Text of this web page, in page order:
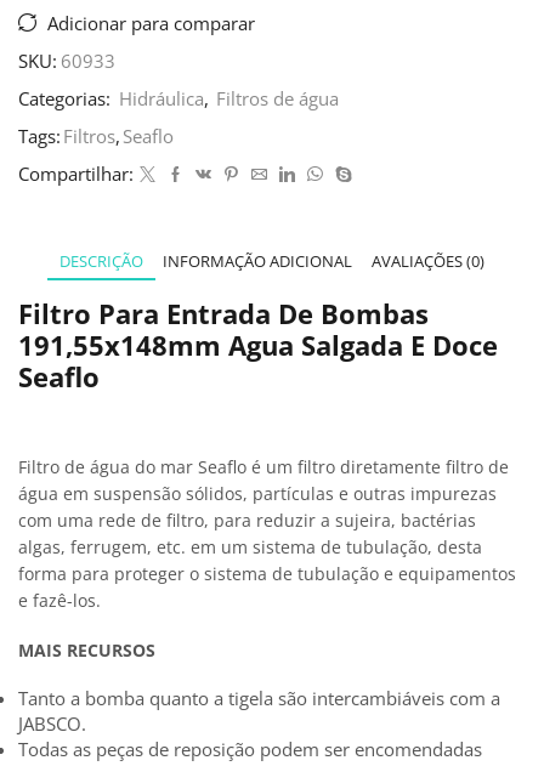
Adicionar para comparar
SKU: 60933
Categorias: Hidráulica, Filtros de água
Tags: Filtros, Seaflo
Compartilhar:
DESCRIÇÃO INFORMAÇÃO ADICIONAL AVALIAÇÕES (0)
Filtro Para Entrada De Bombas
191,55x148mm Agua Salgada E Doce
Seaflo
Filtro de água do mar Seaflo é um filtro diretamente filtro de
água em suspensão sólidos, partículas e outras impurezas
com uma rede de filtro, para reduzir a sujeira, bactérias
algas, ferrugem, etc. em um sistema de tubulação, desta
forma para proteger o sistema de tubulação e equipamentos
e fazê-los.
MAIS RECURSOS
Tanto a bomba quanto a tigela são intercambiáveis ​​com a
JABSCO.
Todas as peças de reposição podem ser encomendadas